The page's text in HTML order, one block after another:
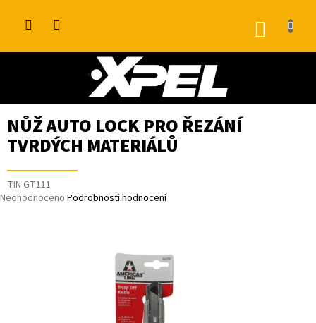
NŮŽ AUTO LOCK PRO ŘEZÁNÍ
TVRDÝCH MATERIÁLŮ
TIN GT111
Průměrné
Neohodnoceno Podrobnosti hodnocení